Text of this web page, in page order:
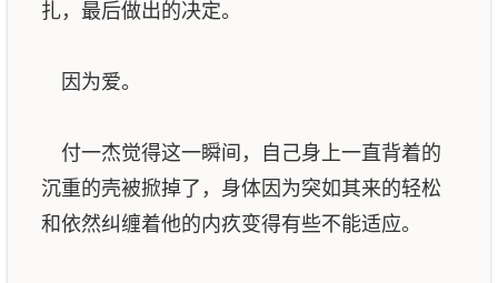
扎，最后做出的决定。
因为爱。
付一杰觉得这一瞬间，自己身上一直背着的
沉重的壳被掀掉了，身体因为突如其来的轻松
和依然纠缠着他的内疚变得有些不能适应。